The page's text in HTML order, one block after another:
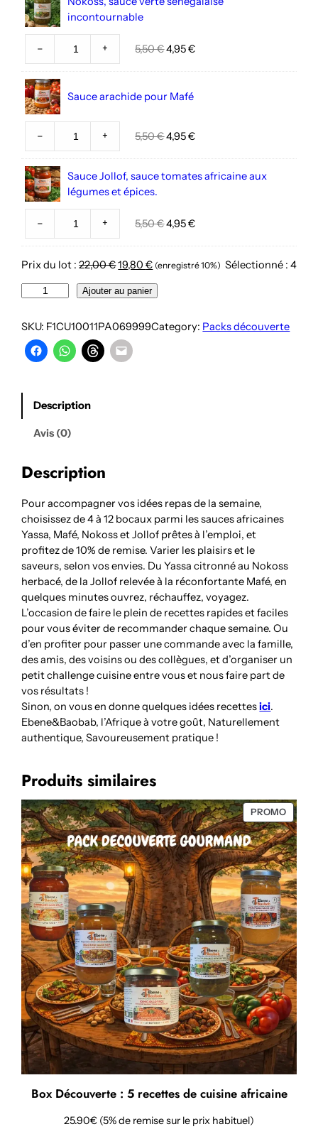
était :est :
incontournable
– + 5,50€Le
était :
4,95€Le
Sauce arachide pour Mafé
– + 5,50€Le
était :
4,95€Le
est :
Sauce Jollof, sauce tomates africaine aux
légumes et épices.
– + 5,50€Le
était :
4,95€Le
est :
Prix du lot : 22,00€19,80€ (enregistré 10%) Sélectionné : 4
quantité
Pack
Quotidien
de
panachées
choix
Ajouter au panier
SKU: F1CU10011PA069999Category: Packs découverte
Description
Avis (0)
Description
Pour accompagner vos idées repas de la semaine,
choisissez de 4 à 12 bocaux parmi les sauces africaines
Yassa, Mafé, Nokoss et Jollof prêtes à l’emploi, et
profitez de 10% de remise. Varier les plaisirs et le
saveurs, selon vos envies. Du Yassa citronné au Nokoss
herbacé, de la Jollof relevée à la réconfortante Mafé, en
quelques minutes ouvrez, réchauffez, voyagez.
L’occasion de faire le plein de recettes rapides et faciles
pour vous éviter de recommander chaque semaine. Ou
d’en profiter pour passer une commande avec la famille,
des amis, des voisins ou des collègues, et d’organiser un
petit challenge cuisine entre vous et nous faire part de
vos résultats !
Sinon, on vous en donne quelques idées recettesici.
Ebene&Baobab, l’Afrique à votre goût, Naturellement
authentique, Savoureusement pratique !
Produits similaires
PROMO
EN
Box Découverte : 5 recettes de cuisine africaine
25.90€ (5% de remise sur le prix habituel)